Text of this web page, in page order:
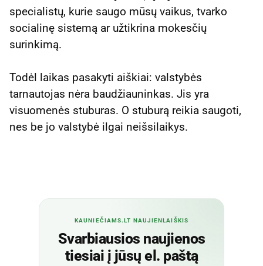
specialistų, kurie saugo mūsų vaikus, tvarko
socialinę sistemą ar užtikrina mokesčių
surinkimą.
Todėl laikas pasakyti aiškiai: valstybės
tarnautojas nėra baudžiauninkas. Jis yra
visuomenės stuburas. O stuburą reikia saugoti,
nes be jo valstybė ilgai neišsilaikys.
KAUNIEČIAMS.LT NAUJIENLAIŠKIS
Svarbiausios naujienos
tiesiai į jūsų el. paštą